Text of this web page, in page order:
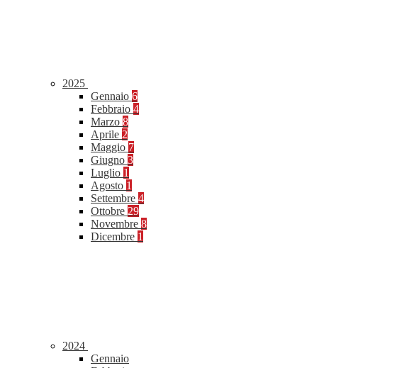
2025
Gennaio 6
Febbraio 4
Marzo 8
Aprile 2
Maggio 7
Giugno 3
Luglio 1
Agosto 1
Settembre 4
Ottobre 29
Novembre 8
Dicembre 1
2024
Gennaio